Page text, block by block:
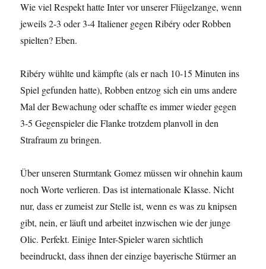
Wie viel Respekt hatte Inter vor unserer Flügelzange, wenn
jeweils 2-3 oder 3-4 Italiener gegen Ribéry oder Robben
spielten? Eben.
Ribéry wühlte und kämpfte (als er nach 10-15 Minuten ins
Spiel gefunden hatte), Robben entzog sich ein ums andere
Mal der Bewachung oder schaffte es immer wieder gegen
3-5 Gegenspieler die Flanke trotzdem planvoll in den
Strafraum zu bringen.
Über unseren Sturmtank Gomez müssen wir ohnehin kaum
noch Worte verlieren. Das ist internationale Klasse. Nicht
nur, dass er zumeist zur Stelle ist, wenn es was zu knipsen
gibt, nein, er läuft und arbeitet inzwischen wie der junge
Olic. Perfekt. Einige Inter-Spieler waren sichtlich
beeindruckt, dass ihnen der einzige bayerische Stürmer an